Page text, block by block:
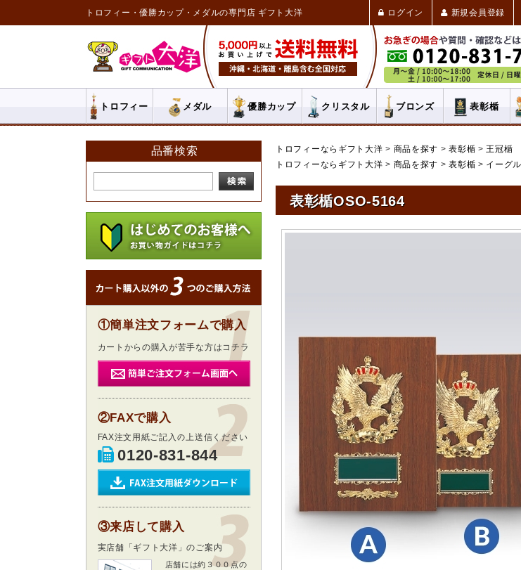
トロフィー・優勝カップ・メダルの専門店 ギフト大洋 ログイン 新規会員登録
トロフィー メダル 優勝カップ クリスタル ブロンズ 表彰楯
トロフィーならギフト大洋 商品を探す 表彰楯
王冠楯
トロフィーならギフト大洋
商品を探す 表彰楯 イーグ
表彰楯OSO-5164
品番検索
①簡単注文フォームで購入
カートからの購入が苦手な方はコチラ
②FAXで購入
FAX注文用紙ご記入の上送信ください
0120-831-844
③来店して購入
実店舗「ギフト大洋」のご案内
店舗には約３００点の